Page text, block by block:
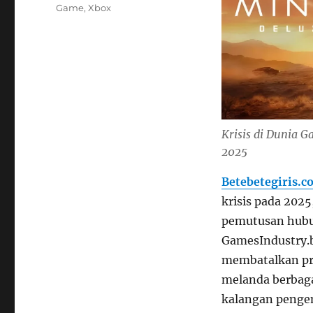
Krisis di Dunia
2025
krisis pada
pemutusan
membatalkan
melanda
kalangan
Game,Xbox